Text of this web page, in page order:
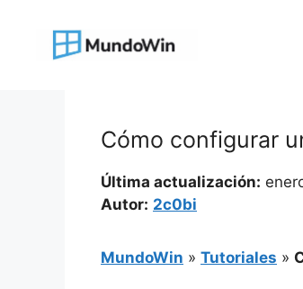
contenido
Cómo configurar
Última actualización:
Autor: 2c0bi
MundoWin » Tutoriales »